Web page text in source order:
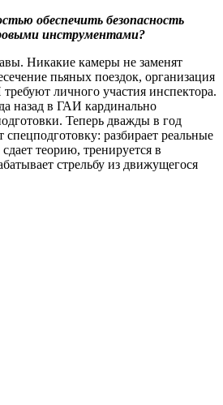
обеспечить безопасность
инструментами?
Никакие камеры не заменят
пьяных поездок, организация
личного участия инспектора.
назад в ГАИ кардинально
Теперь дважды в год
разбирает реальные
теорию, тренируется в
стрельбу из движущегося